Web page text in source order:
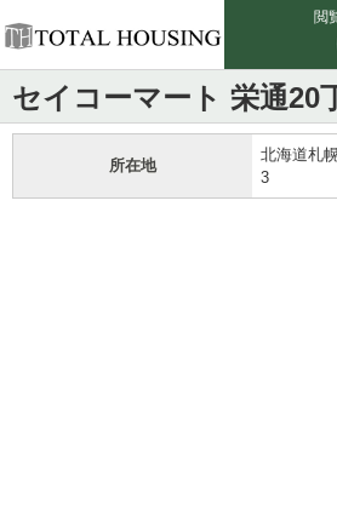
閲
セイコーマート 栄通20
所在地
北海道札
3